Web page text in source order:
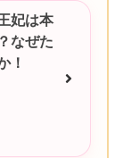
妃は本
なぜた
！